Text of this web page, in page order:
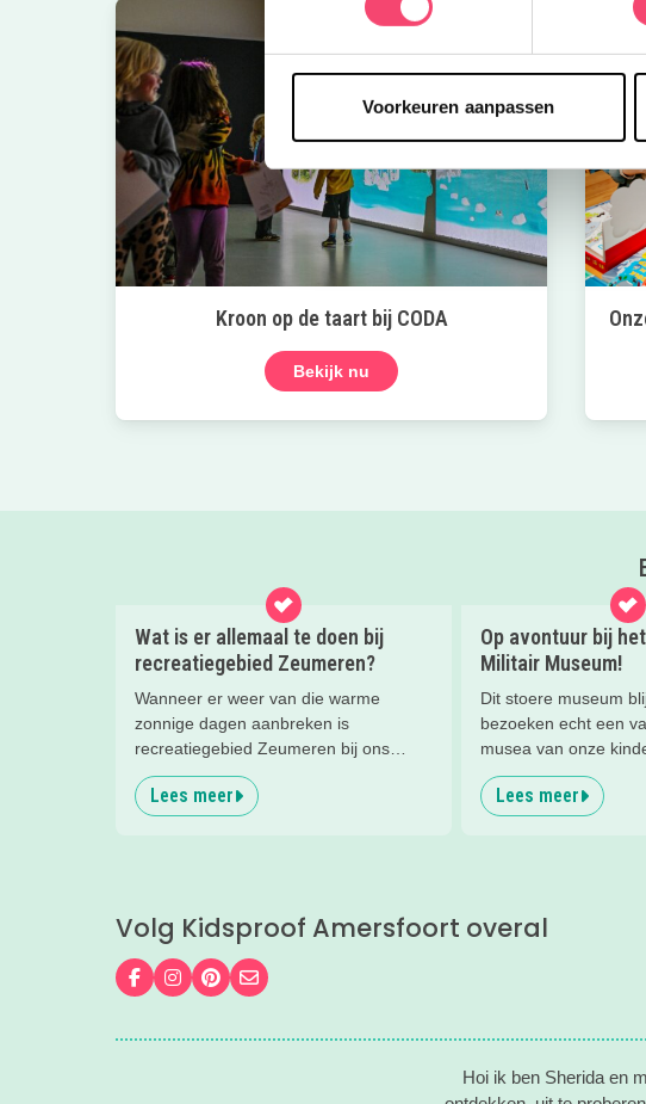
Voorkeuren aanpassen
Kroon op de taart bij CODA
Bekijk nu
Wat is er allemaal te doen bij
recreatiegebied Zeumeren?
Wanneer er weer van die warme
zonnige dagen aanbreken is
recreatiegebied Zeumeren bij ons
favoriet. Lekker afkoelen en zwemmen
met het hele gezin. Maar wist je dat
Lees meer
Op avontuur bij
Militair Museum!
Dit stoere museum
bezoeken echt een
musea van onze
reden om de kids
ze zo leuk vinden aan
gaan!
Lees meer
Volg Kidsproof Amersfoort overal
Volg ons op Facebook
Volg ons op Instagram
Volg ons op Pinterest
Mail ons
Hoi ik ben Sherida en